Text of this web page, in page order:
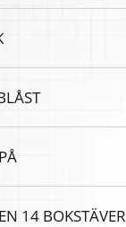
14 BOKSTÄVER